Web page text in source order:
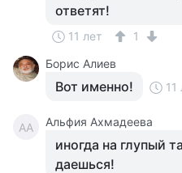
ответят!
11 лет
1
Борис Алиев
Вот именно! 11
АА Альфия Ахмадеева
иногда на глупый
даешься!